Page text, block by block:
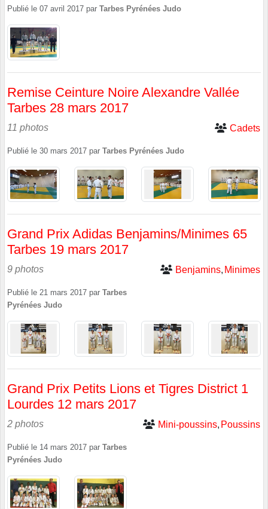
Publié le 07 avril 2017 par Tarbes Pyrénées Judo
Remise Ceinture Noire Alexandre Vallée
Tarbes 28 mars 2017
11 photos Cadets
Publié le 30 mars 2017 par Tarbes Pyrénées Judo
Grand Prix Adidas Benjamins/Minimes 65
Tarbes 19 mars 2017
9 photos Benjamins Minimes
Publié le 21 mars 2017 par Tarbes
Pyrénées Judo
Grand Prix Petits Lions et Tigres District 1
Lourdes 12 mars 2017
2 photos Mini-poussins Poussins
Publié le 14 mars 2017 par Tarbes
Pyrénées Judo